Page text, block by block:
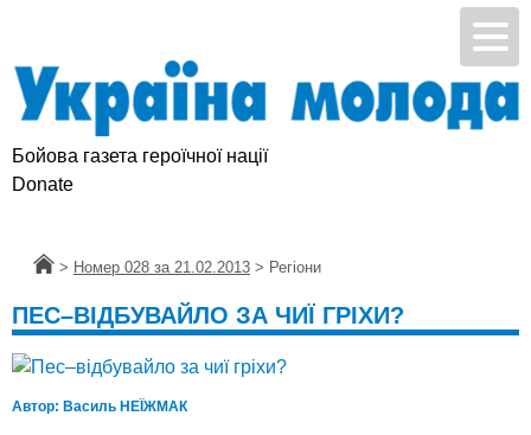
Бойова газета героїчної нації
Donate
Головна
> Номер 028 за 21.02.2013 > Регіони
ПЕС–ВІДБУВАЙЛО ЗА ЧИЇ ГРІХИ?
Автор: Василь НЕЇЖМАК